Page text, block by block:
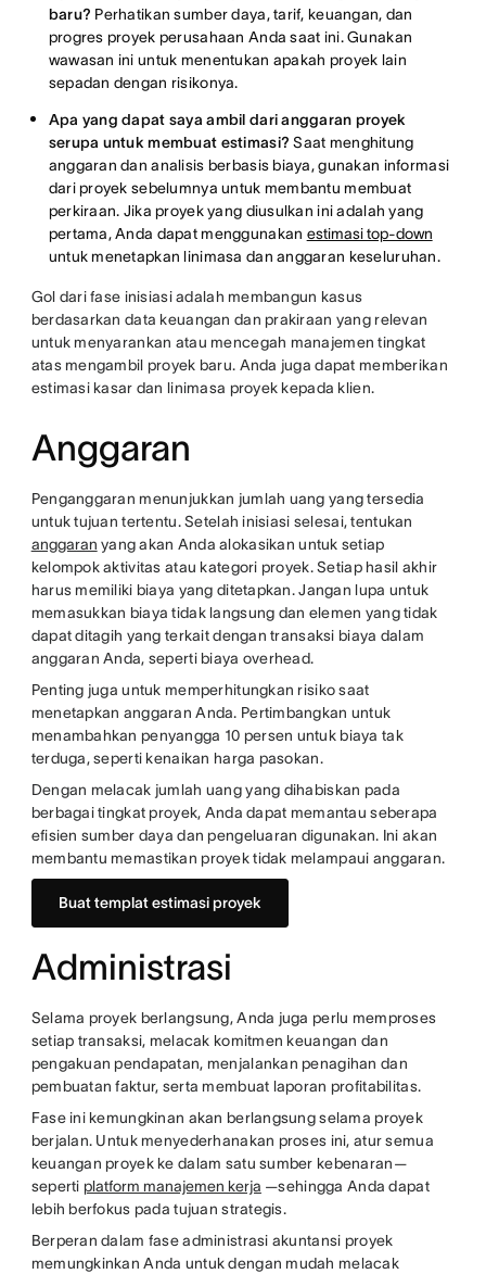
baru? Perhatikan sumber daya, tarif, keuangan, dan
progres proyek perusahaan Anda saat ini. Gunakan
wawasan ini untuk menentukan apakah proyek lain
sepadan dengan risikonya.
Apa yang dapat saya ambil dari anggaran proyek
serupa untuk membuat estimasi?Saat menghitung
anggaran dan analisis berbasis biaya, gunakan informasi
dari proyek sebelumnya untuk membantu membuat
perkiraan. Jika proyek yang diusulkan ini adalah yang
pertama, Anda dapat menggunakan estimasi top-down
untuk menetapkan linimasa dan anggaran keseluruhan.
Gol dari fase inisiasi adalah membangun kasus
berdasarkan data keuangan dan prakiraan yang relevan
untuk menyarankan atau mencegah manajemen tingkat
atas mengambil proyek baru. Anda juga dapat memberikan
estimasi kasar dan linimasa proyek kepada klien.
Anggaran
Penganggaran menunjukkan jumlah uang yang tersedia
untuk tujuan tertentu. Setelah inisiasi selesai, tentukan
anggaran yang akan Anda alokasikan untuk setiap
kelompok aktivitas atau kategori proyek. Setiap hasil akhir
harus memiliki biaya yang ditetapkan. Jangan lupa untuk
memasukkan biaya tidak langsung dan elemen yang tidak
dapat ditagih yang terkait dengan transaksi biaya dalam
anggaran Anda, seperti biaya overhead.
Penting juga untuk memperhitungkan risiko saat
menetapkan anggaran Anda. Pertimbangkan untuk
menambahkan penyangga 10 persen untuk biaya tak
terduga, seperti kenaikan harga pasokan.
Dengan melacak jumlah uang yang dihabiskan pada
berbagai tingkat proyek, Anda dapat memantau seberapa
efisien sumber daya dan pengeluaran digunakan. Ini akan
membantu memastikan proyek tidak melampaui anggaran.
Buat templat estimasi proyek
Administrasi
Selama proyek berlangsung, Anda juga perlu memproses
setiap transaksi, melacak komitmen keuangan dan
pengakuan pendapatan, menjalankan penagihan dan
pembuatan faktur, serta membuat laporan profitabilitas.
Fase ini kemungkinan akan berlangsung selama proyek
berjalan. Untuk menyederhanakan proses ini, atur semua
keuangan proyek ke dalam satu sumber kebenaran—
seperti platform manajemen kerja —sehingga Anda dapat
lebih berfokus pada tujuan strategis.
Berperan dalam fase administrasi akuntansi proyek
memungkinkan Anda untuk dengan mudah melacak